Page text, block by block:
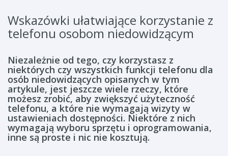
Wskazówki ułatwiające korzystanie z
telefonu osobom niedowidzącym
Niezależnie od tego, czy korzystasz z
niektórych czy wszystkich funkcji telefonu dla
osób niedowidzących opisanych w tym
artykule, jest jeszcze wiele rzeczy, które
możesz zrobić, aby zwiększyć użyteczność
telefonu, a które nie wymagają wizyty w
ustawieniach dostępności. Niektóre z nich
wymagają wyboru sprzętu i oprogramowania,
inne są proste i nic nie kosztują.